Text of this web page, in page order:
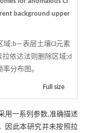
background upper
域;b—表层土壤Cl元素
拉依达法则删除区域;d
分布图。
Full size
用一系列参数,准确描述
因此本研究并未按照拉